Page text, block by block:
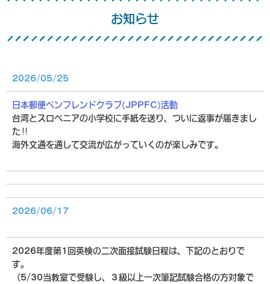
お知らせ
2026/05/25
日本郵便ペンフレンドクラブ(JPPFC)活動
台湾とスロベニアの小学校に手紙を送り、ついに返事が届きまし
た‼
海外文通を通して交流が広がっていくのが楽しみです。
2026/06/17
2026年度第1回英検の二次面接試験 日程は、下記のとおりで
す。
（5/30当教室で受験し、３級以上一次筆記試験合格の方対象で